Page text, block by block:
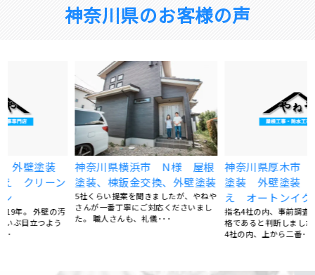
神奈川県のお客様の声
神奈川県横浜市 N様 屋根
塗装、棟鈑金交換、外壁塗装
5社くらい提案を聞きましたが、やねや
さんが一番丁寧にご対応くださいまし
た。 職人さんも、礼儀･･･
神奈川県厚木市 U様 屋根
塗装 外壁塗装 目地打ち替
え オートンイクシード
指名4社の内、事前調査の内容が一番適
格であると判断しました。 価格は指名
4社の内、上から二番･･･